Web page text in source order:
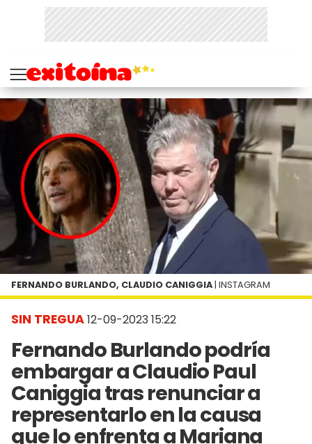
SIN TREGUA12-09-2023 15:22
Fernando Burlando podría
embargar a Claudio Paul
Caniggia tras renunciar a
representarlo en la causa
que lo enfrenta a Mariana
FERNANDO BURLANDO, CLAUDIO CANIGGIA | INSTAGRAM